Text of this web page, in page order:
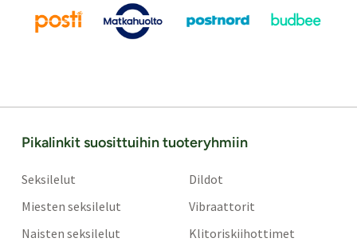
Pikalinkit suosittuihin tuoteryhmiin
Seksilelut
Miesten seksilelut
Naisten seksilelut
Dildot
Vibraattorit
Klitoriskiihottimet